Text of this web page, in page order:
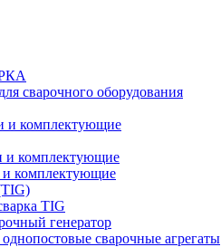
сварочного оборудования
и комплектующие
и комплектующие
и комплектующие
TIG
генератор
сварочные агрегаты